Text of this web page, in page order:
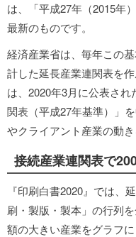
は、「平成27年（2015年
最新のものです。
経済産業省は、毎年この
計した延長産業連関表を
は、2020年3月に公表さ
関表（平成27年基準）」
やクライアント産業の動き
接続産業連関表で
『印刷白書2020』では、
刷・製版・製本」の行列
額の大きい産業をグラフ